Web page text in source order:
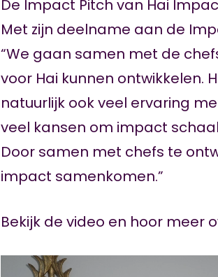
De Impact Pitch van Hai
Met zijn deelname aan de
“We gaan samen met de
voor Hai kunnen ontwikkelen.
natuurlijk ook veel ervaring
veel kansen om impact
Door samen met chefs te
impact samenkomen.”
Bekijk de video en hoor meer
Videospeler